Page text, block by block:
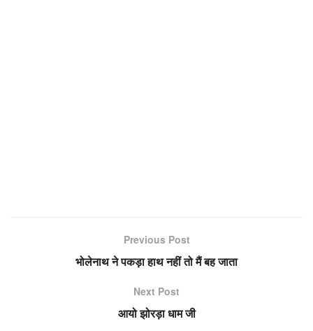
Previous Post
भोलेनाथ ने पकड़ा हाथ नहीं तो मैं बह जाता
Next Post
आयो झोरड़ा धाम जी